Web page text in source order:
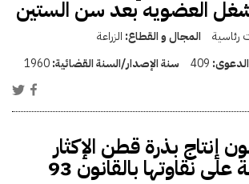
العضويه بعد سن الستين
رئاسية المجال و القطاع: الزراعة
409 سنة الإصدار/السنة القضائية:1960
إنتاج بذرة قطن الإكثار
والمحافظة على نقاوتها بالقانون 93